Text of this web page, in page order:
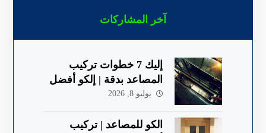
آخر المشاركات
إليك 7 خطوات تركيب
المصاعد بدقة | إلكو أفضل
شركة في الباحة
يوليو 8, 2026
الكو للمصاعد | تركيب